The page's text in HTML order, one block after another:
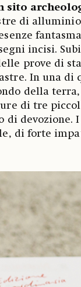
sito
di alluminio
incisi.
prove di
In una di
della
di tre
devozione.
di forte